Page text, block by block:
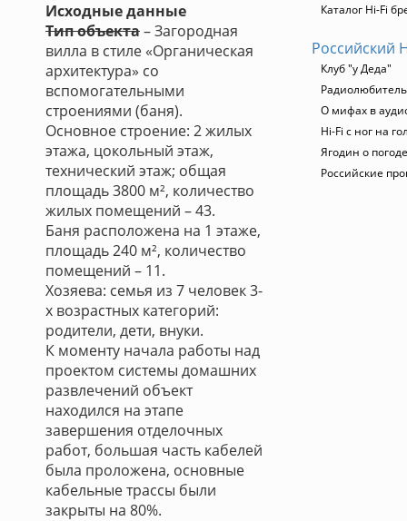
Исходные данные
Тип объекта– Загородная
вилла в стиле «Органическая
архитектура» со
вспомогательными
строениями (баня).
Основное строение: 2 жилых
этажа, цокольный этаж,
технический этаж; общая
площадь 3800 м², количество
жилых помещений – 43.
Баня расположена на 1 этаже,
площадь 240 м², количество
помещений – 11.
Хозяева: семья из 7 человек 3-
х возрастных категорий:
родители, дети, внуки.
К моменту начала работы над
проектом системы домашних
развлечений объект
находился на этапе
завершения отделочных
работ, большая часть кабелей
была проложена, основные
кабельные трассы были
закрыты на 80%.
Каталог Hi-Fi
Российский
Клуб "у Деда"
О мифах в
Hi-Fi с ног на
Ягодин о
Российские